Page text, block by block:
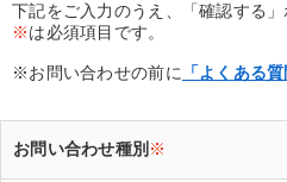
下記をご入力のうえ、「確認する」
※は必須項目です。
※お問い合わせの前に 「よくある質
お問い合わせ種別 ※